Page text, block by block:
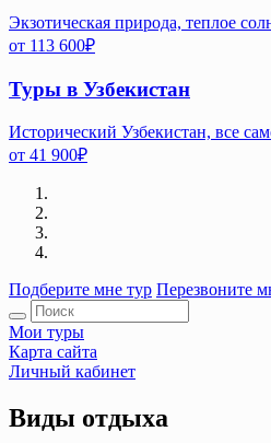
Экзотическая природа, теплое
от 113 600₽
Туры в Узбекистан
Исторический Узбекистан, все
от 41 900₽
Подберите мне тур Перезвоните
Мои туры
Карта сайта
Личный кабинет
Виды отдыха